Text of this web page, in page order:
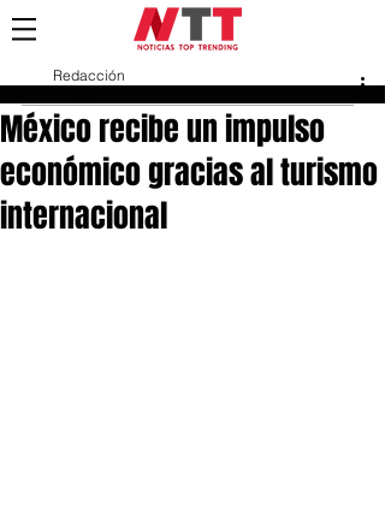
México recibe un impulso
económico gracias al turismo
internacional
Redacción